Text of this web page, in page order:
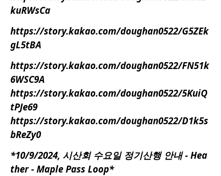
kuRWsCa
https://story.kakao.com/doughan0522/G5ZEk
gL5tBA
https://story.kakao.com/doughan0522/FN51k
6WSC9A
https://story.kakao.com/doughan0522/5KuiQ
tPJe69
https://story.kakao.com/doughan0522/D1k5s
bReZy0
*10/9/2024, 시산회 수요일 정기산행 안내 - Hea
ther - Maple Pass Loop*